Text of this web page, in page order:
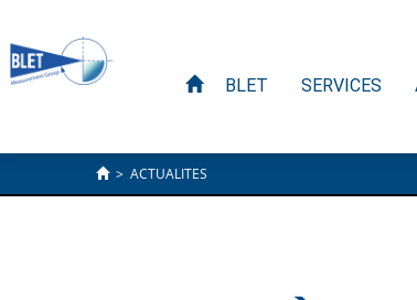
BLET SERVICES
> ACTUALITES